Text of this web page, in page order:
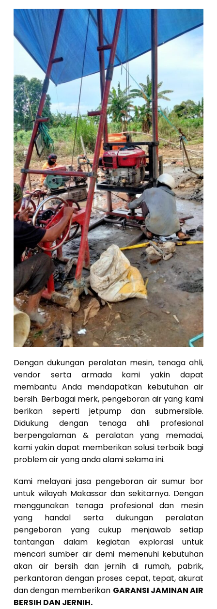
Dengan dukungan peralatan mesin, tenaga ahli,
vendor serta armada kami yakin dapat
membantu Anda mendapatkan kebutuhan air
bersih. Berbagai merk, pengeboran air yang kami
berikan seperti jetpump dan submersible.
Didukung dengan tenaga ahli profesional
berpengalaman & peralatan yang memadai,
kami yakin dapat memberikan solusi terbaik bagi
problem air yang anda alami selama ini.
Kami melayani jasa pengeboran air sumur bor
untuk wilayah Makassar dan sekitarnya. Dengan
menggunakan tenaga profesional dan mesin
yang handal serta dukungan peralatan
pengeboran yang cukup menjawab setiap
tantangan dalam kegiatan explorasi untuk
mencari sumber air demi memenuhi kebutuhan
akan air bersih dan jernih di rumah, pabrik,
perkantoran dengan proses cepat, tepat, akurat
dan dengan memberikan GARANSI JAMINAN AIR
BERSIH DAN JERNIH.